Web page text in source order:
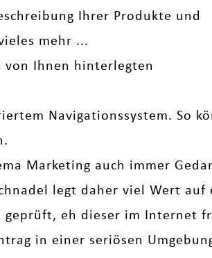
Ihrer Produkte und
mehr ...
von Ihnen hinterlegten
Navigationssystem. So
Marketing auch immer
legt daher viel Wert auf
eh dieser im Internet
in einer seriösen